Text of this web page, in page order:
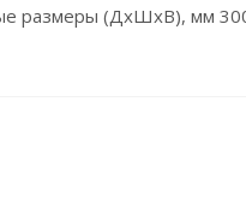
размеры (ДхШхВ), мм